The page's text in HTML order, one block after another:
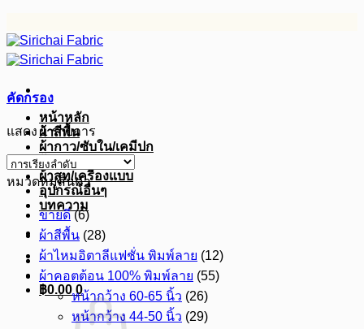
ไป
ยัง
หน้าหลัก
ผ้าสีพื้น
ผ้ากาว/ซับใน/เคมีปก
ผ้าดิบ
ผ้าสูท/เครื่องแบบ
อุปกรณ์อื่นๆ
บทความ
฿0.00 0
คัดกรอง
แสดง 1 รายการ
หมวดหมู่สินค้า
ขายดี (6)
ผ้าสีพื้น (28)
ผ้าไหมอิตาลีแฟชั่น พิมพ์ลาย (12)
ผ้าคอตต้อน 100% พิมพ์ลาย (55)
หน้ากว้าง 60-65 นิ้ว (26)
หน้ากว้าง 44-50 นิ้ว (29)